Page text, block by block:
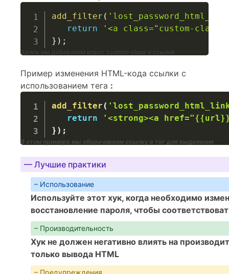
add_filter (
return
'<a class="custom-
} ) ;
Здесь мы добавляем класс ‘custom-class’ к ссылке
Пример изменения HTML-кода ссылки с
использованием тега :
add_filter (
return
'<strong><a
}) ;
В этом примере мы оборачиваем ссылку в тег для выделения
— Лучшие практики
– Использование
Используйте этот хук, когда необходимо
восстановление пароля, чтобы
– Производительность
Хук не должен негативно влиять на
только вывода HTML
– Предупреждения